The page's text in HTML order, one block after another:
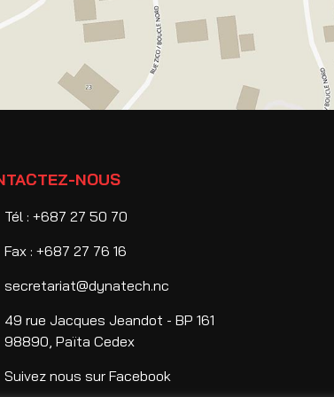
NOUS
Tél : +687 27 50 70
Fax : +687 27 76 16
secretariat@dynatech.nc
49 rue Jacques Jeandot - BP 161
98890, Païta Cedex
Suivez nous sur Facebook